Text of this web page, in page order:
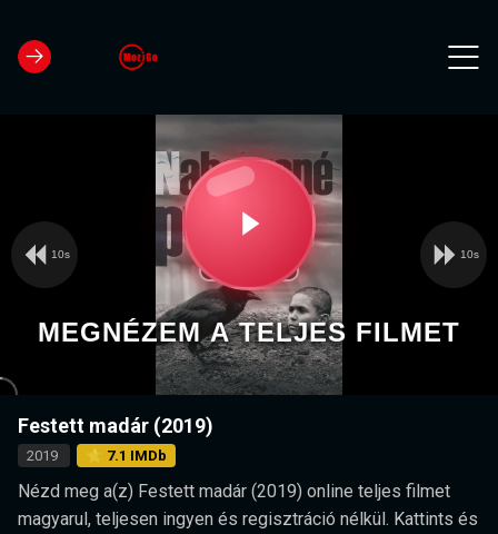
loading.
Play
Video
10s 10s
MEGNÉZEM A TELJES FILMET
Festett madár (2019)
2019 ⭐ 7.1 IMDb
Nézd meg a(z) Festett madár (2019) online teljes filmet
magyarul, teljesen ingyen és regisztráció nélkül. Kattints és